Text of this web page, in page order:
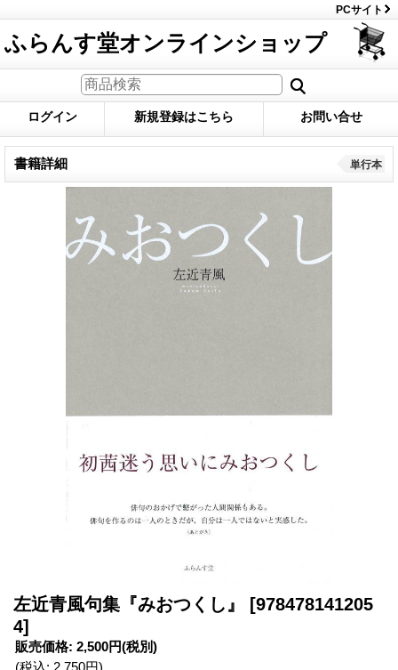
PCサイト
ふらんす堂オンラインショップ
ログイン 新規登録はこちら お問い合せ
書籍詳細 単行本
左近青風句集『みおつくし』 [978478141205
4]
販売価格: 2,500円(税別)
(税込: 2,750円)